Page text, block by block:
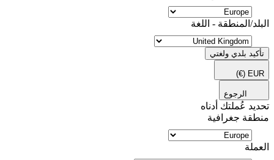
البلد/المنطقة - اللغة
تأكيد بلدي ولغتي
EUR
(€)
الرجوع
تحديد عُملتك أدناه
منطقة جغرافية
العملة